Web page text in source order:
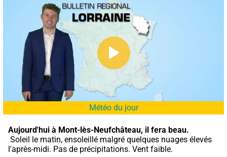
Météo du jour
Aujourd'hui à Mont-lès-Neufchâteau, il fera beau.
l'après-midi. Pas de précipitations. Vent faible.